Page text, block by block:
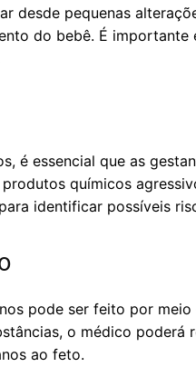
desde pequenas
do bebê. É
é essencial que as
químicos
identificar possíveis
pode ser feito por
o médico
ao feto.